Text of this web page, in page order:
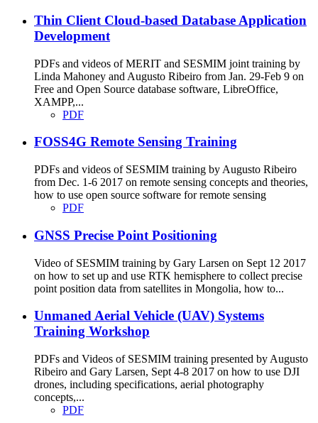
Thin Client Cloud-based Database Application
Development
PDFs and videos of MERIT and SESMIM joint training by
Linda Mahoney and Augusto Ribeiro from Jan. 29-Feb 9 on
Free and Open Source database software, LibreOffice,
XAMPP,...
PDF
FOSS4G Remote Sensing Training
PDFs and videos of SESMIM training by Augusto Ribeiro
from Dec. 1-6 2017 on remote sensing concepts and theories,
how to use open source software for remote sensing
PDF
GNSS Precise Point Positioning
Video of SESMIM training by Gary Larsen on Sept 12 2017
on how to set up and use RTK hemisphere to collect precise
point position data from satellites in Mongolia, how to...
Unmaned Aerial Vehicle (UAV) Systems
Training Workshop
PDFs and Videos of SESMIM training presented by Augusto
Ribeiro and Gary Larsen, Sept 4-8 2017 on how to use DJI
drones, including specifications, aerial photography
concepts,...
PDF